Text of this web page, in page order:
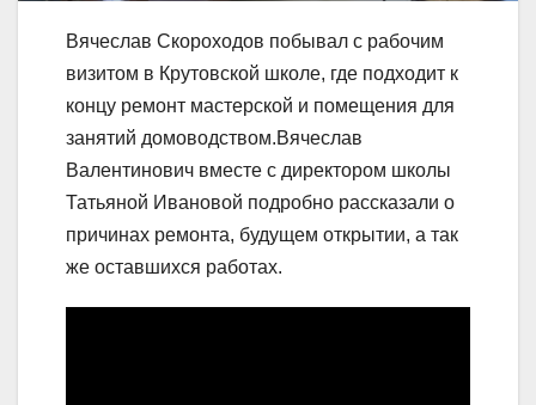
Вячеслав Скороходов побывал с рабочим
визитом в Крутовской школе, где подходит к
концу ремонт мастерской и помещения для
занятий домоводством.Вячеслав
Валентинович вместе с директором школы
Татьяной Ивановой подробно рассказали о
причинах ремонта, будущем открытии, а так
же оставшихся работах.